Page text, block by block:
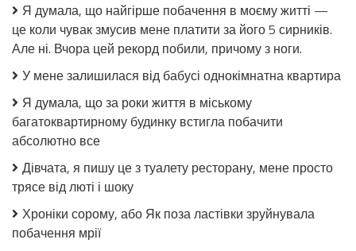
Я думала, що найгірше побачення в моєму житті —
це коли чувак змусив мене платити за його 5 сирників.
Але ні. Вчора цей рекорд побили, причому з ноги.
У мене залишилася від бабусі однокімнатна квартира
Я думала, що за роки життя в міському
багатоквартирному будинку встигла побачити
абсолютно все
Дівчата, я пишу це з туалету ресторану, мене просто
трясе від люті і шоку
Хроніки сорому, або Як поза ластівки зруйнувала
побачення мрії